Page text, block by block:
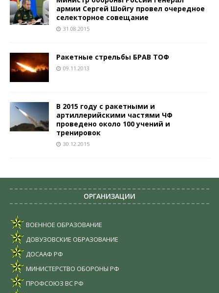
армии Сергей Шойгу провел очередное
селекторное совещание
31.08.2015
Ракетные стрельбы БРАВ ТОФ
09.11.2013
В 2015 году с ракетными и
артиллерийскими частями ЧФ
проведено около 100 учений и
тренировок
30.12.2015
ОРГАНИЗАЦИИ
ВОЕННОЕ ОБРАЗОВАНИЕ
ДОВУЗОВСКИЕ ОБРАЗОВАНИЕ
ДОСААФ РФ
МИНИСТЕРСТВО ОБОРОНЫ РФ
ПРОФСОЮЗ ВС РФ